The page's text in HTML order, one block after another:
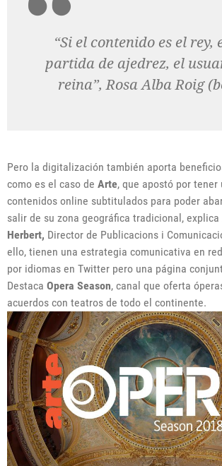
“Si el contenido es el rey,
partida de ajedrez, el
reina”, Rosa Alba Roig
Pero la digitalización también aporta
como es el caso de Arte, que apostó por tener
contenidos online subtitulados para poder
salir de su zona geográfica tradicional, explica
Herbert, Director de Publicacions i
ello, tienen una estrategia comunicativa en
por idiomas en Twitter pero una página
Destaca Opera Season, canal que oferta
acuerdos con teatros de todo el continente.